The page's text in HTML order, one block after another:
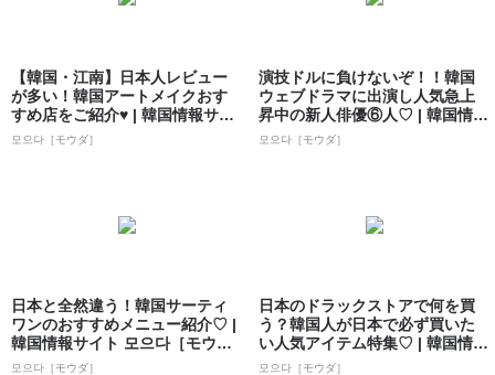
【韓国・江南】日本人レビュー
が多い！韓国アートメイクおす
すめ店をご紹介♥ | 韓国情報サイ
ト 모으...
모으다［モウダ］
演技ドルに負けないぞ！！韓国
ウェブドラマに出演し人気急上
昇中の新人俳優⑥人♡ | 韓国情報
サイト ...
모으다［モウダ］
日本と全然違う！韓国サーティ
ワンのおすすめメニュー紹介♡ |
韓国情報サイト 모으다［モウ
ダ］
모으다［モウダ］
日本のドラックストアで何を買
う？韓国人が日本で必ず買いた
い人気アイテム特集♡ | 韓国情報
サイト ...
모으다［モウダ］